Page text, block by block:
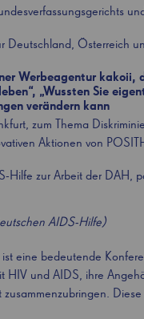
Deutschland, Österreich
Werbeagentur kakoii,
„Wussten Sie
verändern kann
zum Thema
Aktionen von
Hilfe zur Arbeit der DAH,
AIDS-Hilfe)
eine bedeutende
HIV und AIDS, ihre